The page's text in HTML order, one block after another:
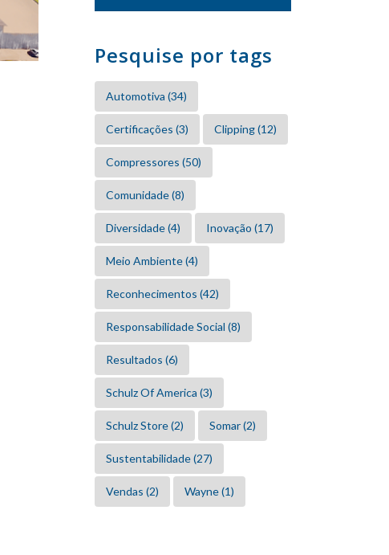
Pesquise por tags
Automotiva (34)
Certificações (3) Clipping(12)
Compressores (50)
Comunidade(8)
Diversidade(4) Inovação (17)
Meio Ambiente(4)
Reconhecimentos (42)
Responsabilidade Social (8)
Resultados (6)
Schulz Of America (3)
Schulz Store(2) Somar(2)
Sustentabilidade(27)
Vendas (2) Wayne(1)